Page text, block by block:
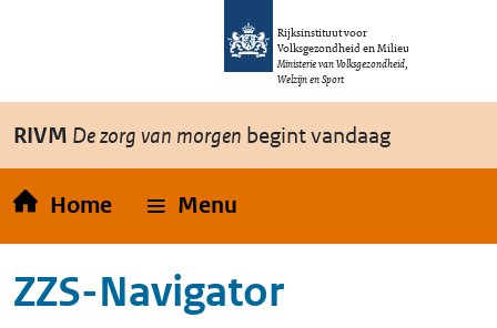
Overslaan en naar de inhoud gaan
Rijksinstituut voor
Volksgezondheid en Milieu
Ministerie van Volksgezondheid,
Welzijn en Sport
RIVM De zorg van morgen begint vandaag
Home Menu
ZZS-Navigator